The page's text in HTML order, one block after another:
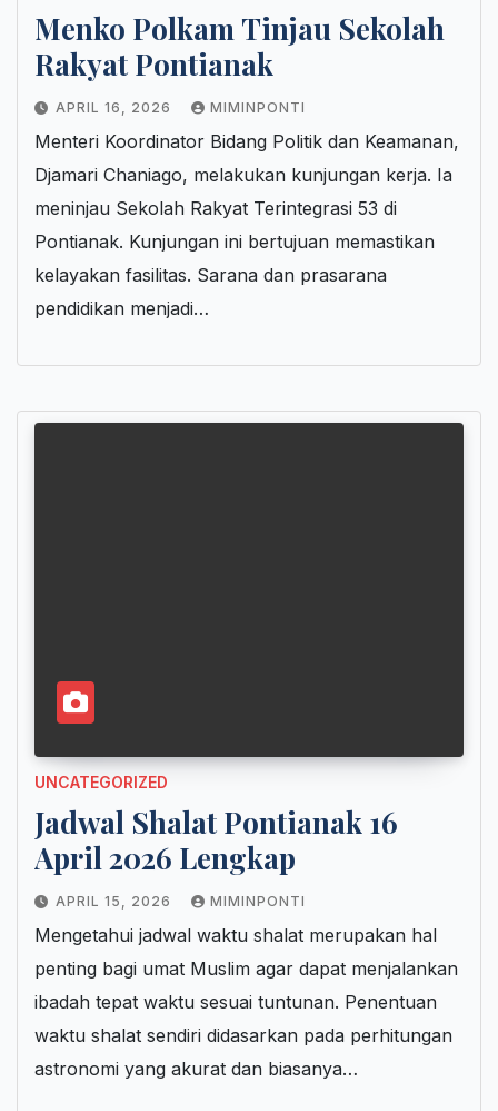
Menko Polkam Tinjau Sekolah
Rakyat Pontianak
APRIL 16, 2026 MIMINPONTI
Menteri Koordinator Bidang Politik dan Keamanan,
Djamari Chaniago, melakukan kunjungan kerja. Ia
meninjau Sekolah Rakyat Terintegrasi 53 di
Pontianak. Kunjungan ini bertujuan memastikan
kelayakan fasilitas. Sarana dan prasarana
pendidikan menjadi…
UNCATEGORIZED
Jadwal Shalat Pontianak 16
April 2026 Lengkap
APRIL 15, 2026 MIMINPONTI
Mengetahui jadwal waktu shalat merupakan hal
penting bagi umat Muslim agar dapat menjalankan
ibadah tepat waktu sesuai tuntunan. Penentuan
waktu shalat sendiri didasarkan pada perhitungan
astronomi yang akurat dan biasanya…